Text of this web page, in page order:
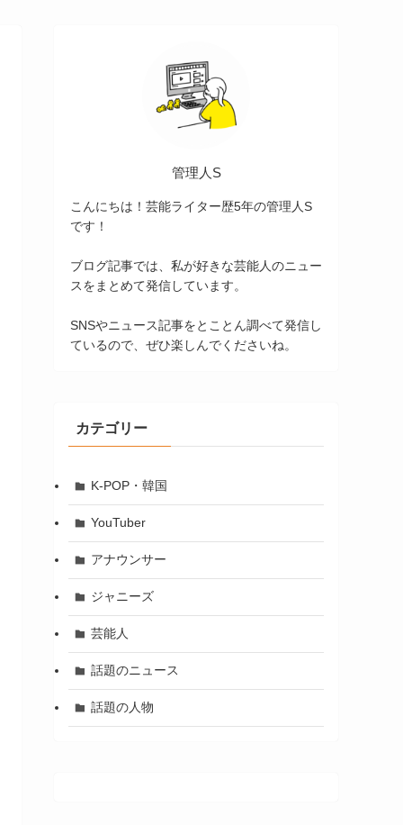
管理人S
こんにちは！芸能ライター歴5年の管理人S
です！
ブログ記事では、私が好きな芸能人のニュー
スをまとめて発信しています。
SNSやニュース記事をとことん調べて発信し
ているので、ぜひ楽しんでくださいね。
カテゴリー
K-POP・韓国
YouTuber
アナウンサー
ジャニーズ
芸能人
話題のニュース
話題の人物